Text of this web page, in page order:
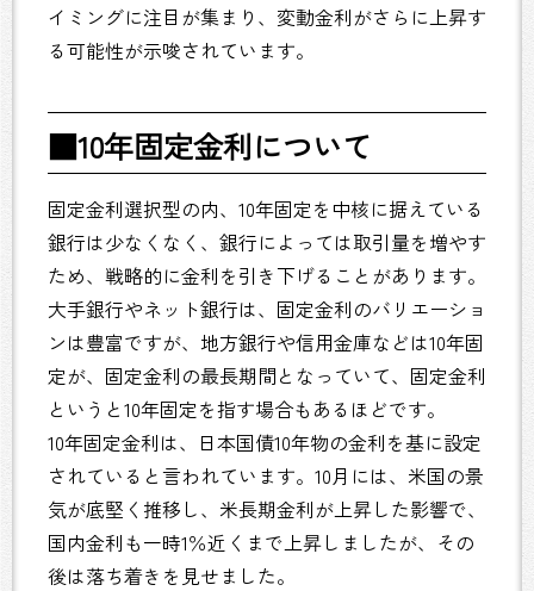
イミングに注目が集まり、変動金利がさらに上昇す
る可能性が示唆されています。
■10年固定金利について
固定金利選択型の内、10年固定を中核に据えている
銀行は少なくなく、銀行によっては取引量を増やす
ため、戦略的に金利を引き下げることがあります。
大手銀行やネット銀行は、固定金利のバリエーショ
ンは豊富ですが、地方銀行や信用金庫などは10年固
定が、固定金利の最長期間となっていて、固定金利
というと10年固定を指す場合もあるほどです。
10年固定金利は、日本国債10年物の金利を基に設定
されていると言われています。10月には、米国の景
気が底堅く推移し、米長期金利が上昇した影響で、
国内金利も一時1％近くまで上昇しましたが、その
後は落ち着きを見せました。